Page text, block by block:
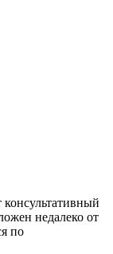
недалеко от
по